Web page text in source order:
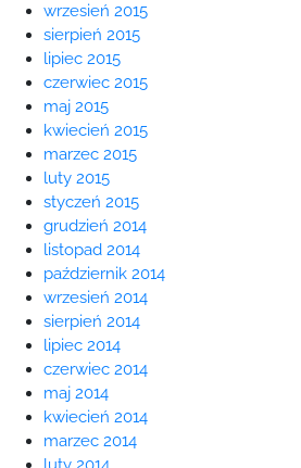
wrzesień 2015
sierpień 2015
lipiec 2015
czerwiec 2015
maj 2015
kwiecień 2015
marzec 2015
luty 2015
styczeń 2015
grudzień 2014
listopad 2014
październik 2014
wrzesień 2014
sierpień 2014
lipiec 2014
czerwiec 2014
maj 2014
kwiecień 2014
marzec 2014